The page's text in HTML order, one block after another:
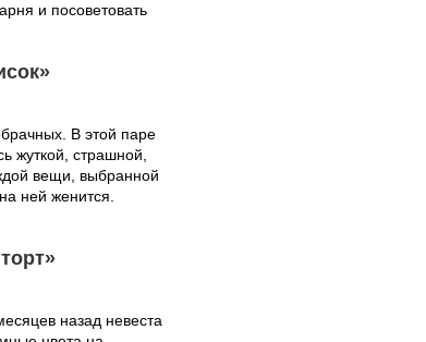
и посоветовать
В этой паре
жуткой, страшной,
вещи, выбранной
ней женится.
назад невеста